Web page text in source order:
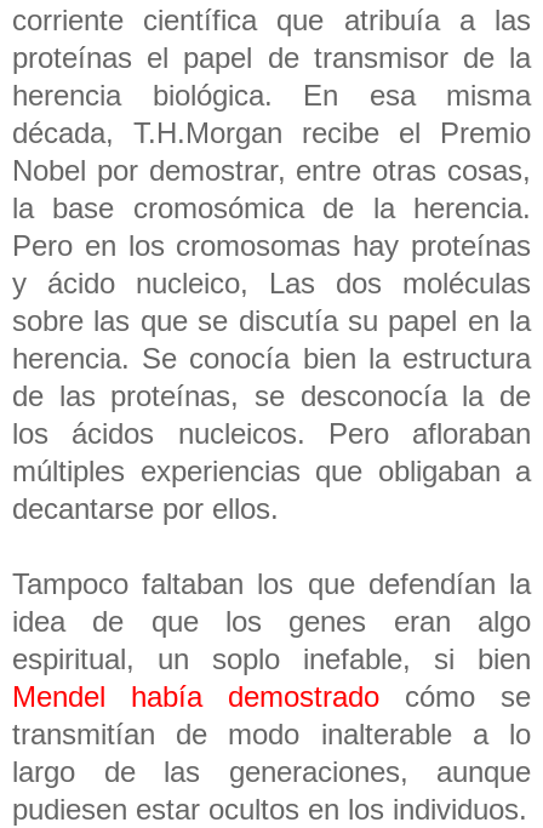
corriente científica que atribuía a las
proteínas el papel de transmisor de la
herencia biológica. En esa misma
década, T.H.Morgan recibe el Premio
Nobel por demostrar, entre otras cosas,
la base cromosómica de la herencia.
Pero en los cromosomas hay proteínas
y ácido nucleico, Las dos moléculas
sobre las que se discutía su papel en la
herencia. Se conocía bien la estructura
de las proteínas, se desconocía la de
los ácidos nucleicos. Pero afloraban
múltiples experiencias que obligaban a
decantarse por ellos.
Tampoco faltaban los que defendían la
idea de que los genes eran algo
espiritual, un soplo inefable, si bien
Mendel había demostrado cómo se
transmitían de modo inalterable a lo
largo de las generaciones, aunque
pudiesen estar ocultos en los individuos.